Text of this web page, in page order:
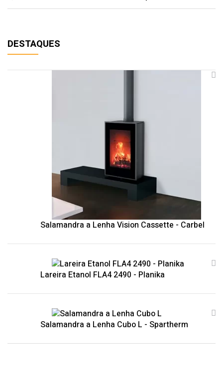
DESTAQUES
Salamandra a Lenha Vision Cassette - Carbel
Lareira Etanol FLA4 2490 - Planika
Salamandra a Lenha Cubo L - Spartherm